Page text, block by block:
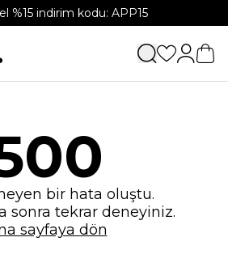
%15 indirim kodu: APP15
bir hata oluştu.
sonra tekrar deneyiniz.
sayfaya dön